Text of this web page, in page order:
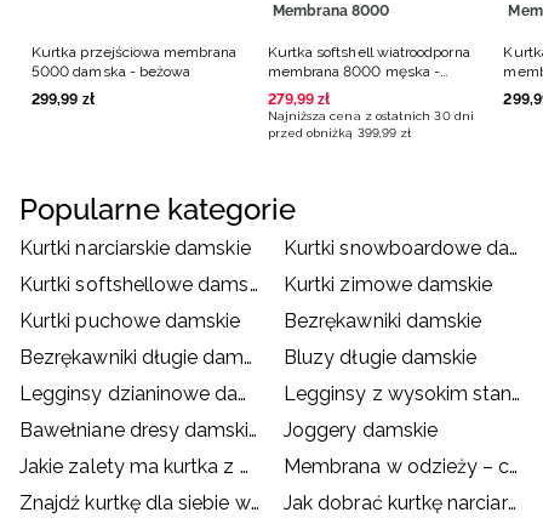
Kurtka przejściowa membrana
5000 damska - beżowa
299,99 zł
Membrana 8000
Kurtka softshell wiatroodporna
membrana 8000 męska -
czarna
279,99 zł
Najniższa cena z ostatnich 30 dni
przed obniżką 399,99 zł
299,
Popularne kategorie
Kurtki narciarskie damskie
Kurtki snowboardowe damskie
Kurtki softshellowe damskie
Kurtki zimowe damskie
Kurtki puchowe damskie
Bezrękawniki damskie
Bezrękawniki długie damskie
Bluzy długie damskie
Legginsy dzianinowe damskie
Legginsy z wysokim stanem
Bawełniane dresy damskie
Joggery damskie
Jakie zalety ma kurtka z membraną?
Membrana w odzieży – co to jest i jak działa?
Znajdź kurtkę dla siebie w dobrej cenie!
Jak dobrać kurtkę narciarską/snowboardową?